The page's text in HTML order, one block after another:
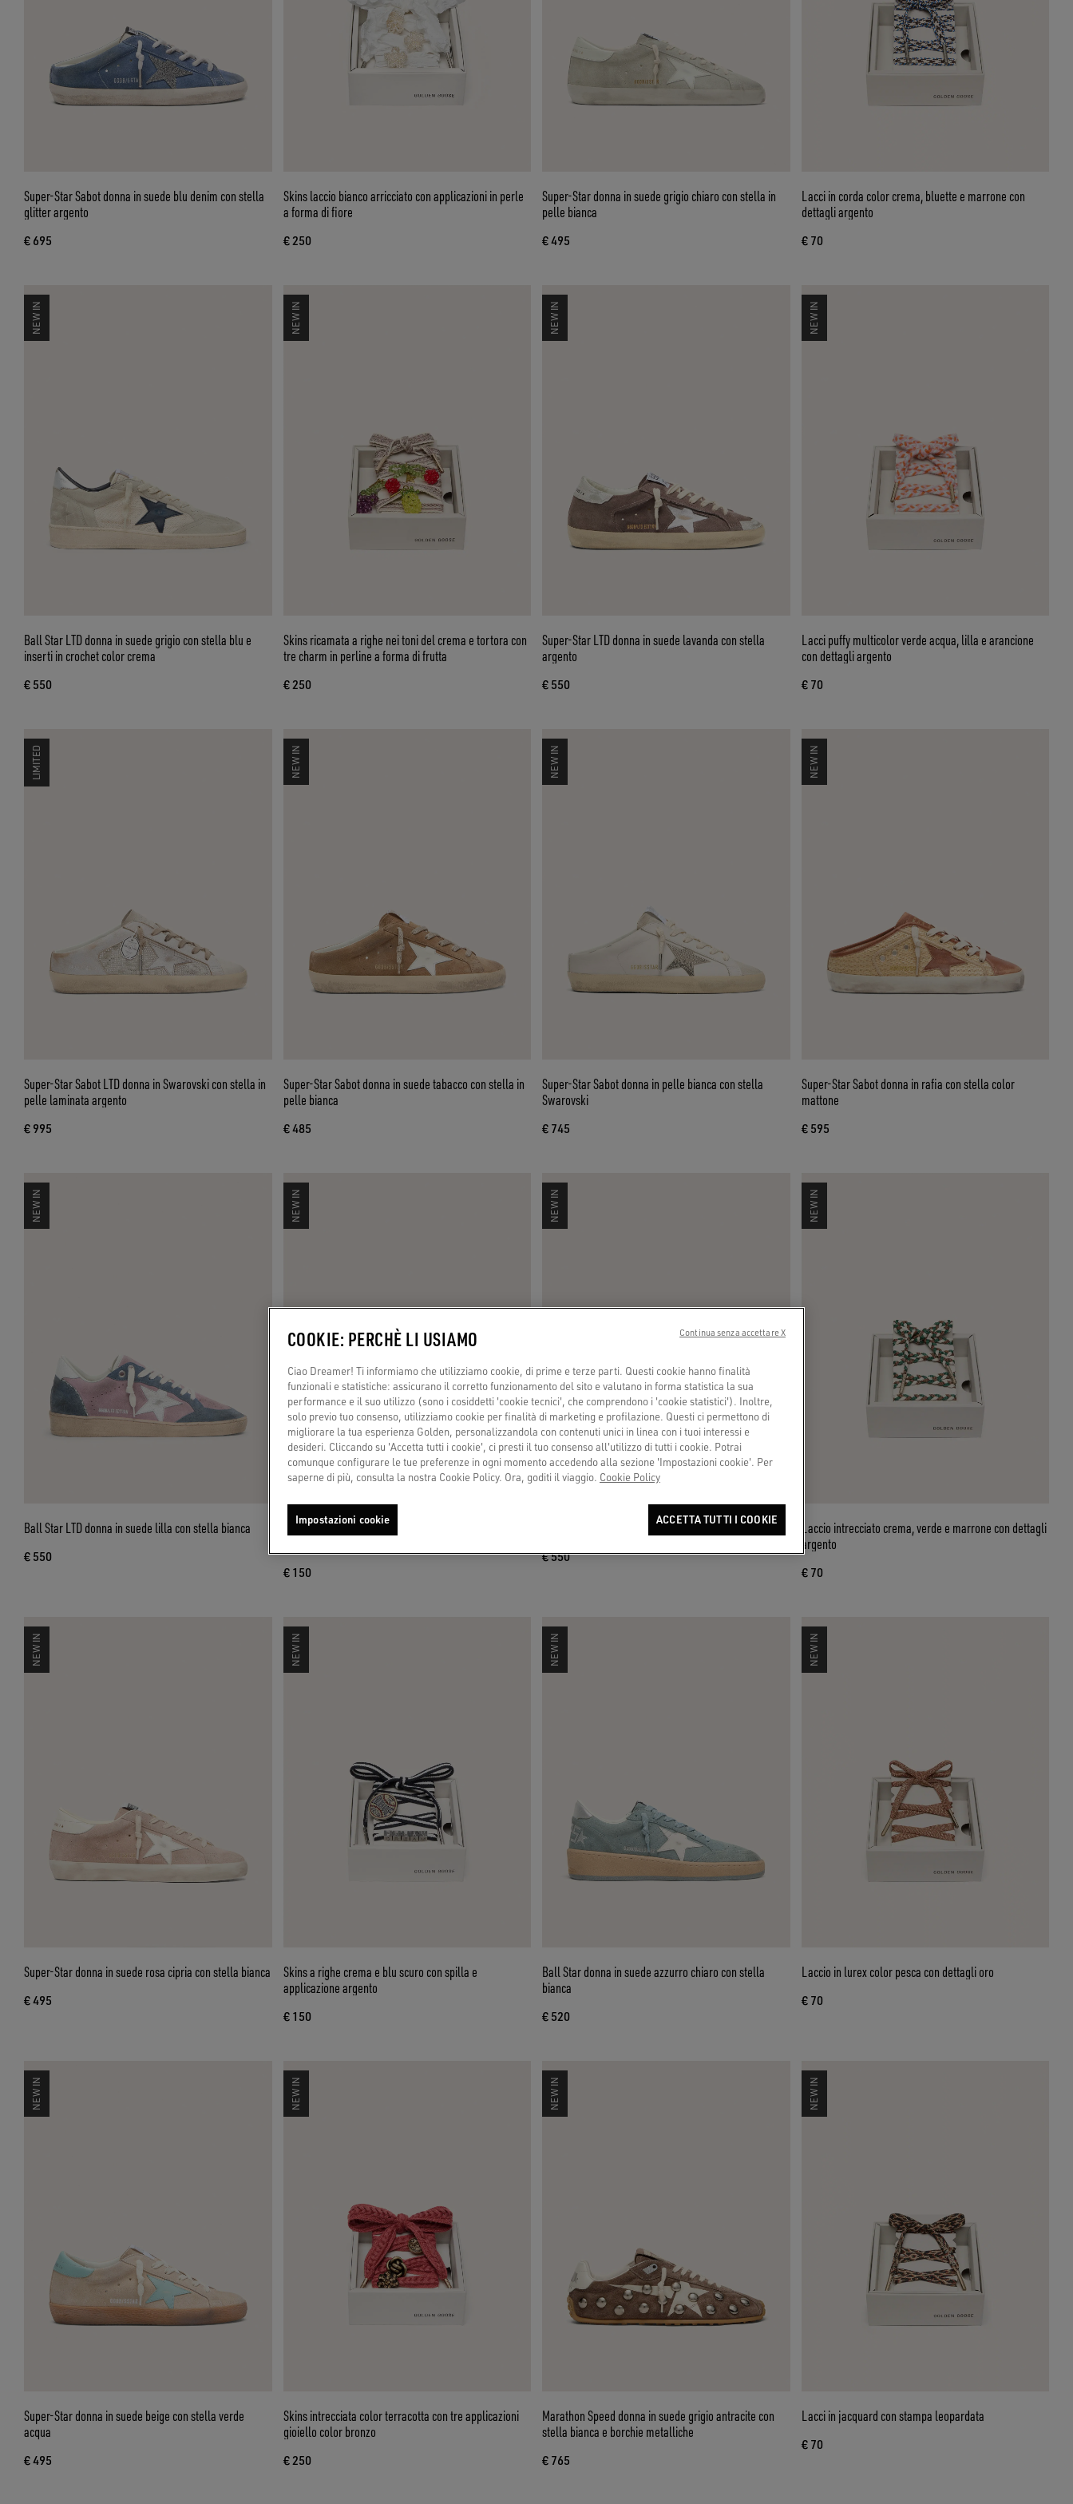
Super-Star Sabot donna in suede blu denim con stella
glitter argento
€ 695
Skins laccio bianco arricciato con applicazioni in perle
a forma di fiore
€ 250
Super-Star donna in suede grigio chiaro con stella in
pelle bianca
€ 495
Lacci in corda color crema, bluette e marrone con
dettagli argento
€ 70
NEW IN
Ball Star LTD donna in suede grigio con stella blu e
inserti in crochet color crema
€ 550
NEW IN
Skins ricamata a righe nei toni del crema e tortora con
tre charm in perline a forma di frutta
€ 250
NEW IN
Super-Star LTD donna in suede lavanda con stella
argento
€ 550
NEW IN
Lacci puffy multicolor verde acqua, lilla e arancione
con dettagli argento
€ 70
LIMITED
Super-Star Sabot LTD donna in Swarovski con stella in
pelle laminata argento
€ 995
NEW IN
Super-Star Sabot donna in suede tabacco con stella in
pelle bianca
€ 485
NEW IN
Super-Star Sabot donna in pelle bianca con stella
Swarovski
€ 745
NEW IN
Super-Star Sabot donna in rafia con stella color
mattone
€ 595
NEW IN
Ball Star LTD donna in suede lilla con stella bianca
€ 550
NEW IN
Skins laccio in mohair color crema con perline argento
€ 150
NEW IN
Super-Star donna in suede beige con stella leo
€ 550
NEW IN
Laccio intrecciato crema, verde e marrone con dettagli
argento
€ 70
NEW IN
Super-Star donna in suede rosa cipria con stella bianca
€ 495
NEW IN
Skins a righe crema e blu scuro con spilla e
applicazione argento
€ 150
NEW IN
Ball Star donna in suede azzurro chiaro con stella
bianca
€ 520
NEW IN
Laccio in lurex color pesca con dettagli oro
€ 70
NEW IN
Super-Star donna in suede beige con stella verde
acqua
€ 495
NEW IN
Skins intrecciata color terracotta con tre applicazioni
gioiello color bronzo
€ 250
NEW IN
Marathon Speed donna in suede grigio antracite con
stella bianca e borchie metalliche
€ 765
NEW IN
Lacci in jacquard con stampa leopardata
€ 70
COOKIE: PERCHÈ LI USIAMO
Ciao Dreamer! Ti informiamo che utilizziamo cookie, di prime e terze parti. Questi cookie hanno finalità
funzionali e statistiche: assicurano il corretto funzionamento del sito e valutano in forma statistica la sua
performance e il suo utilizzo (sono i cosiddetti 'cookie tecnici', che comprendono i 'cookie statistici'). Inoltre,
solo previo tuo consenso, utilizziamo cookie per finalità di marketing e profilazione. Questi ci permettono di
migliorare la tua esperienza Golden, personalizzandola con contenuti unici in linea con i tuoi interessi e
desideri. Cliccando su 'Accetta tutti i cookie', ci presti il tuo consenso all'utilizzo di tutti i cookie. Potrai
comunque configurare le tue preferenze in ogni momento accedendo alla sezione 'Impostazioni cookie'. Per
saperne di più, consulta la nostra Cookie Policy. Ora, goditi il viaggio. Cookie Policy
Impostazioni cookie ACCETTA TUTTI I COOKIE
Continua senza accettare X